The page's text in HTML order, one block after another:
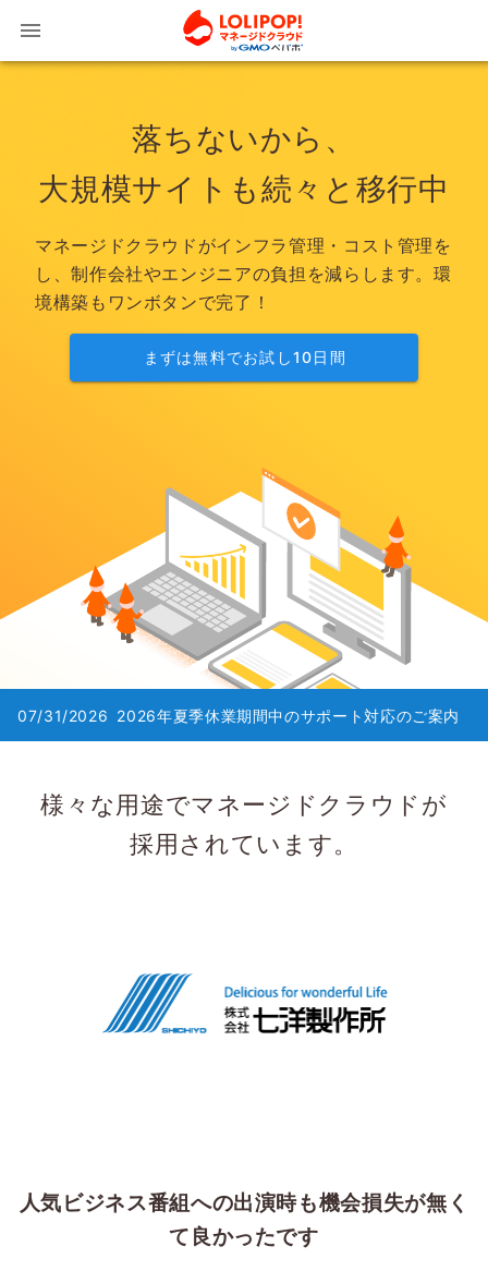
落ちないから、
大規模サイトも続々と移行中
マネージドクラウドがインフラ管理・コスト管理を
し、制作会社やエンジニアの負担を減らします。環
境構築もワンボタンで完了！
まずは無料でお試し10日間
07/31/2026 2026年夏季休業期間中のサポート対応のご案内
様々な用途でマネージドクラウドが
採用されています。
人気ビジネス番組への出演時も機会損失が無く
て良かったです